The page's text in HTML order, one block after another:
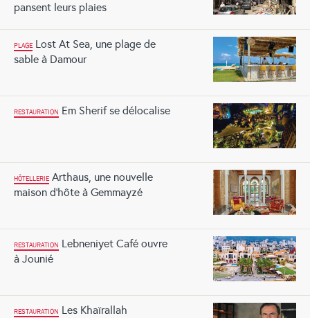
pansent leurs plaies
PLAGE Lost At Sea, une plage de
sable à Damour
RESTAURATION Em Sherif se délocalise
HÔTELLERIE Arthaus, une nouvelle
maison d’hôte à Gemmayzé
RESTAURATION Lebneniyet Café ouvre
à Jounié
RESTAURATION Les Khaïrallah